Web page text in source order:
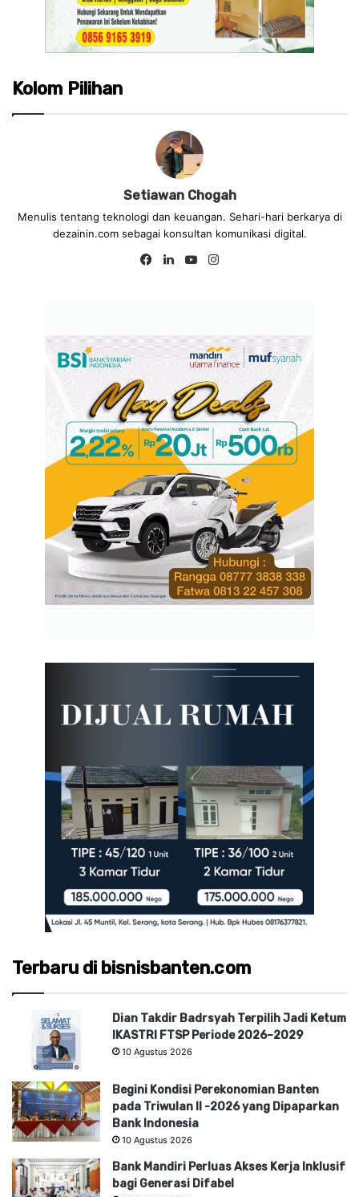
Kolom Pilihan
Setiawan Chogah
Menulis tentang teknologi dan keuangan. Sehari-hari berkarya di
dezainin.com sebagai konsultan komunikasi digital.
Fa
Lin
Yo
Terbaru di bisnisbanten.com
Dian Takdir Badrsyah Terpilih Jadi Ketum
IKASTRI FTSP Periode 2026–2029
10 Agustus 2026
Begini Kondisi Perekonomian Banten
pada Triwulan II -2026 yang Dipaparkan
Bank Indonesia
10 Agustus 2026
Bank Mandiri Perluas Akses Kerja Inklusif
bagi Generasi Difabel